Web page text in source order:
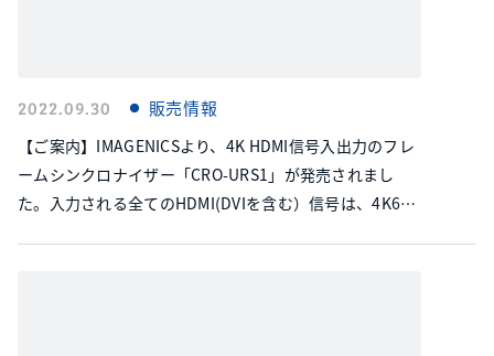
2022.09.30 販売情報
【ご案内】IMAGENICSより、4K HDMI信号入出力のフレ
ームシンクロナイザー「CRO-URS1」が発売されまし
た。入力される全てのHDMI(DVIを含む）信号は、4K60